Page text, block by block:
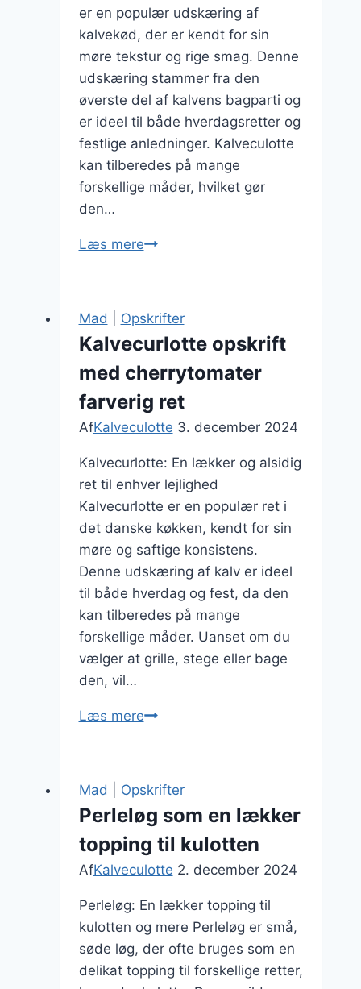
er en populær udskæring af
kalvekød, der er kendt for sin
møre tekstur og rige smag. Denne
udskæring stammer fra den
øverste del af kalvens bagparti og
er ideel til både hverdagsretter og
festlige anledninger. Kalveculotte
kan tilberedes på mange
forskellige måder, hvilket gør
den…
Læs mereKalveculotte
og
Mad Opskrifter
Kalvecurlotte opskrift
med cherrytomater
farverig ret
AfKalveculotte 3. december 2024
Kalvecurlotte: En lækker og alsidig
ret til enhver lejlighed
Kalvecurlotte er en populær ret i
det danske køkken, kendt for sin
møre og saftige konsistens.
Denne udskæring af kalv er ideel
til både hverdag og fest, da den
kan tilberedes på mange
forskellige måder. Uanset om du
vælger at grille, stege eller bage
den, vil…
Læs mereKalvecurlotte
cherrytomater
ret
Mad Opskrifter
Perleløg som en lækker
topping til kulotten
AfKalveculotte 2. december 2024
Perleløg: En lækker topping til
kulotten og mere Perleløg er små,
søde løg, der ofte bruges som en
delikat topping til forskellige retter,